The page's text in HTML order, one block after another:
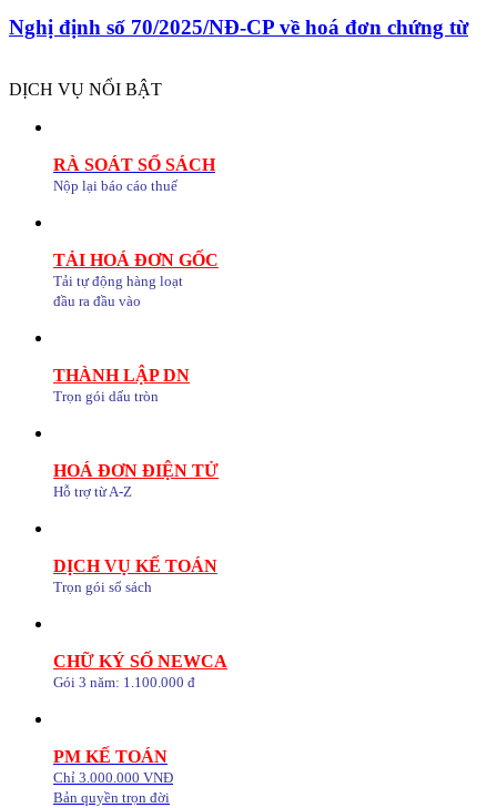
Nghị định số 70/2025/NĐ-CP về hoá đơn chứng từ
DỊCH VỤ NỔI BẬT
RÀ SOÁT SỔ SÁCH
Nộp lại báo cáo thuế
TẢI HOÁ ĐƠN GỐC
Tải tự động hàng loạt
đầu ra đầu vào
THÀNH LẬP DN
Trọn gói dấu tròn
HOÁ ĐƠN ĐIỆN TỬ
Hỗ trợ từ A-Z
DỊCH VỤ KẾ TOÁN
Trọn gói sổ sách
CHỮ KÝ SỐ NEWCA
Gói 3 năm: 1.100.000 đ
PM KẾ TOÁN
Chỉ 3.000.000 VNĐ
Bản quyền trọn đời